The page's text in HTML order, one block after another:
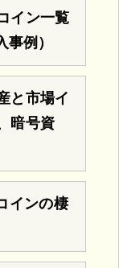
イン一覧
例）
と市場イ
暗号資
インの棲